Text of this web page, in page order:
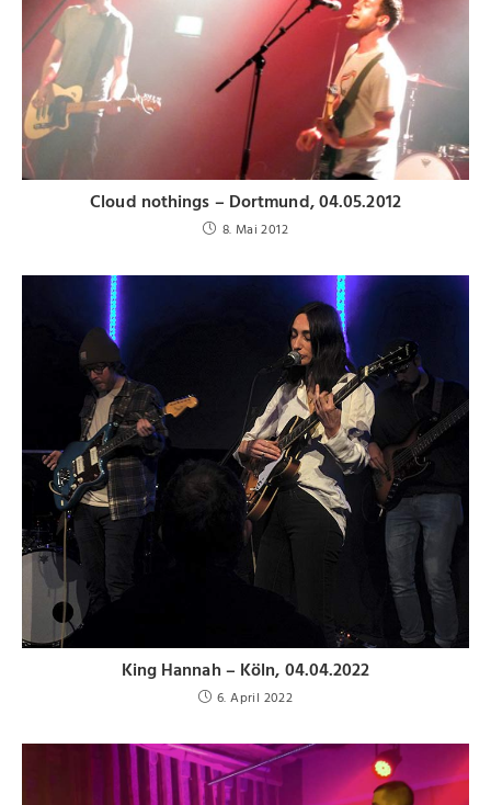
Cloud nothings – Dortmund, 04.05.2012
8. Mai 2012
King Hannah – Köln, 04.04.2022
6. April 2022